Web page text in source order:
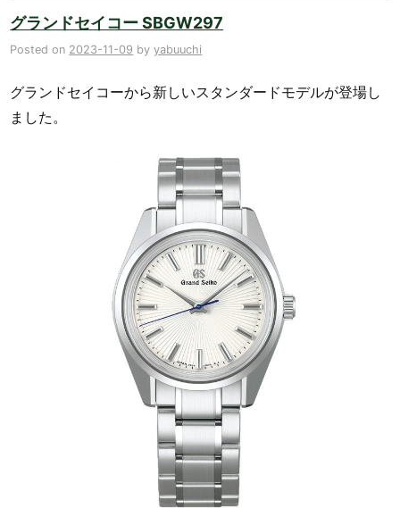
グランドセイコー SBGW297
Posted on 2023-11-09 byyabuuchi
グランドセイコーから新しいスタンダードモデルが登場し
ました。